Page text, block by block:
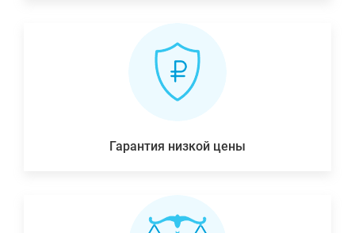
Гарантия низкой цены